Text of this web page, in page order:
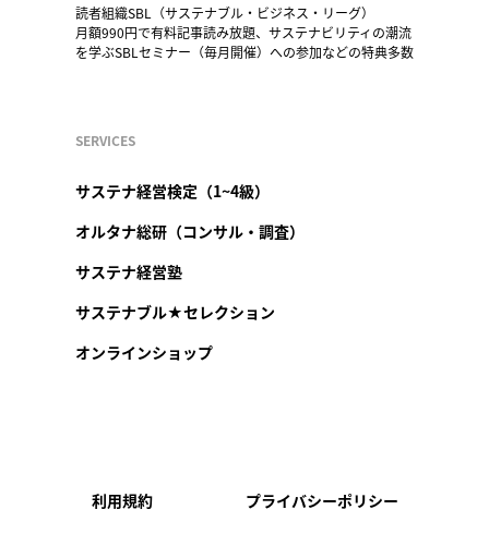
読者組織SBL（サステナブル・ビジネス・リーグ）
月額990円で有料記事読み放題、サステナビリティの潮流
を学ぶSBLセミナー（毎月開催）への参加などの特典多数
SERVICES
サステナ経営検定（1~4級）
オルタナ総研（コンサル・調査）
サステナ経営塾
サステナブル★セレクション
オンラインショップ
利用規約 プライバシーポリシー